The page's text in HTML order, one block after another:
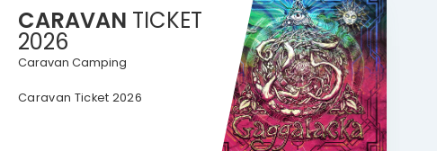
CARAVAN TICKET
2026
Caravan Camping
Caravan Ticket 2026